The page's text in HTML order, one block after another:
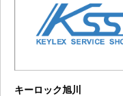
キーロック旭川